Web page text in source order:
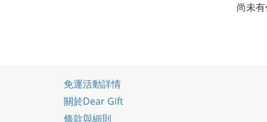
尚未
免運活動詳情
關於Dear Gift
條款與細則